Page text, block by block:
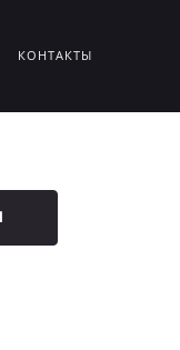
КОНТАКТЫ